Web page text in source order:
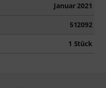
Januar 2021
512092
1 Stück